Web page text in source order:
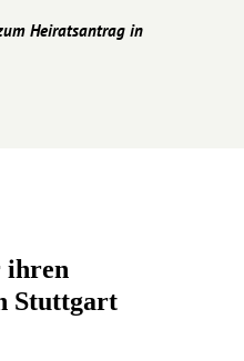
Heiratsantrag in
ihren
Stuttgart